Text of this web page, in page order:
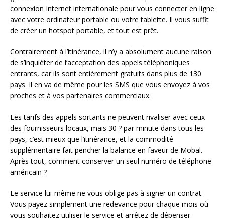
connexion Internet internationale pour vous connecter en ligne
avec votre ordinateur portable ou votre tablette. Il vous suffit
de créer un hotspot portable, et tout est prêt.
Contrairement à l’itinérance, il n’y a absolument aucune raison
de s’inquiéter de l’acceptation des appels téléphoniques
entrants, car ils sont entièrement gratuits dans plus de 130
pays. Il en va de même pour les SMS que vous envoyez à vos
proches et à vos partenaires commerciaux.
Les tarifs des appels sortants ne peuvent rivaliser avec ceux
des fournisseurs locaux, mais 30 ? par minute dans tous les
pays, c’est mieux que l’itinérance, et la commodité
supplémentaire fait pencher la balance en faveur de Mobal.
Après tout, comment conserver un seul numéro de téléphone
américain ?
Le service lui-même ne vous oblige pas à signer un contrat.
Vous payez simplement une redevance pour chaque mois où
vous souhaitez utiliser le service et arrêtez de dépenser